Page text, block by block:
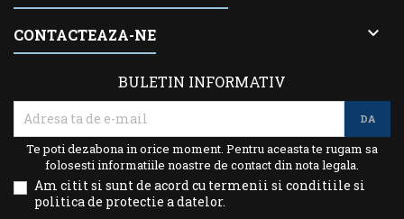
CONTACTEAZA-NE 
BULETIN INFORMATIV
Te poti dezabona in orice moment. Pentru aceasta te rugam sa
folosesti informatiile noastre de contact din nota legala.
Am citit si sunt de acord cu termenii si conditiile si
politica de protectie a datelor.